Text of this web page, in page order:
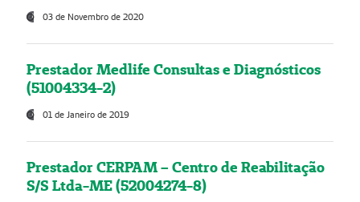
03 de Novembro de 2020
Prestador Medlife Consultas e Diagnósticos
(51004334-2)
01 de Janeiro de 2019
Prestador CERPAM – Centro de Reabilitação
S/S Ltda-ME (52004274-8)